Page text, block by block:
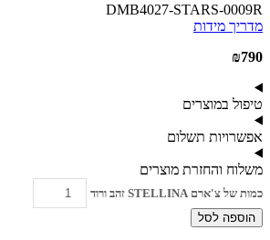
DMB4027-STARS-0009R
מדריך מידות
₪790
טיפול במוצרים
אפשרויות תשלום
משלוח והחזרת מוצרים
כמות של צ'ארם STELLINA זהב ורוד
הוספה לסל